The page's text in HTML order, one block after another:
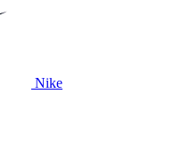
Nike